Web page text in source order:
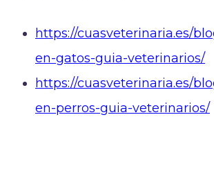
https://cuasveterinaria.es/
en-gatos-guia-veterinarios/
https://cuasveterinaria.es/
en-perros-guia-veterinarios/